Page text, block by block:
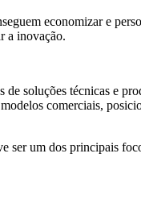
economizar e
a inovação.
soluções técnicas e
comerciais,
ser um dos principais